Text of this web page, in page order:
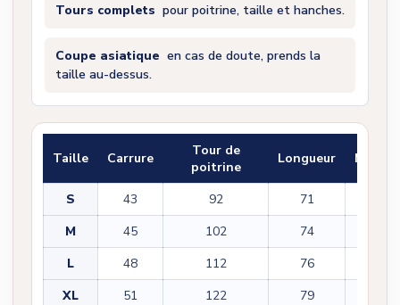
Tours complets pour poitrine, taille et hanches.
Coupe asiatique en cas de doute, prends la
taille au-dessus.
Taille Carrure
Tour de
poitrine
Longueur
S 43 92 71
M
45 102 74
L
48 112 76
XL
51 122 79